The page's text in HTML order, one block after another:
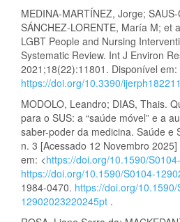
MEDINA-MARTÍNEZ, Jorge;
SÁNCHEZ-LORENTE, María M; et
LGBT People and Nursing
Systematic Review. Int J Environ
2021;18(22):11801. Disponível em:
https://doi.org/10.3390/
MODOLO, Leandro; DIAS, Thais.
para o SUS: a “saúde móvel” e a
saber-poder da medicina. Saúde e
n. 3 [Acessado 12 Novembro
em: <https://doi.org/10.1590/
https://doi.org/10.1590/S0104-
1984-0470. https://doi.org/10.1590/
12902023220245pt .